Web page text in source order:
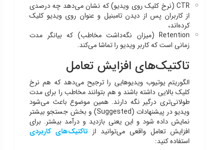
CTR (نرخ کلیک روی ویدیو) که نشان می‌دهد چه درصدی
از کاربران پس از دیدن تامبنیل و عنوان روی ویدیو کلیک
کرده‌اند،
Retention (میزان نگه‌داشت مخاطب) که بیانگر مدت
زمانی است که کاربر ویدیو را تماشا می‌کند.
تاکتیک‌های افزایش تعامل
الگوریتم یوتیوب ویدیوهایی را ترجیح می‌دهد که هم نرخ
کلیک بالایی داشته باشند و هم بتوانند مخاطب را برای مدت
طولانی‌تری درگیر نگه دارند. همین موضوع باعث می‌شود
ویدیو در پیشنهادات (Suggested) و بخش جستجو بیشتر
نمایش داده شود و این یعنی بازدید و درآمد بیشتر. برای
افزایش تعامل واقعی می‌توانید از تاکتیک‌های کاربردی
استفاده کنید: